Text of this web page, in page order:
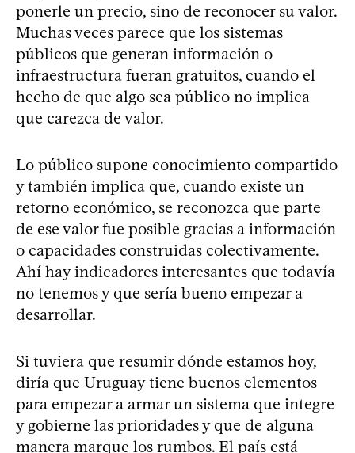
ponerle un precio, sino de reconocer su valor.
Muchas veces parece que los sistemas
públicos que generan información o
infraestructura fueran gratuitos, cuando el
hecho de que algo sea público no implica
que carezca de valor.
Lo público supone conocimiento compartido
y también implica que, cuando existe un
retorno económico, se reconozca que parte
de ese valor fue posible gracias a información
o capacidades construidas colectivamente.
Ahí hay indicadores interesantes que todavía
no tenemos y que sería bueno empezar a
desarrollar.
Si tuviera que resumir dónde estamos hoy,
diría que Uruguay tiene buenos elementos
para empezar a armar un sistema que integre
y gobierne las prioridades y que de alguna
manera marque los rumbos. El país está